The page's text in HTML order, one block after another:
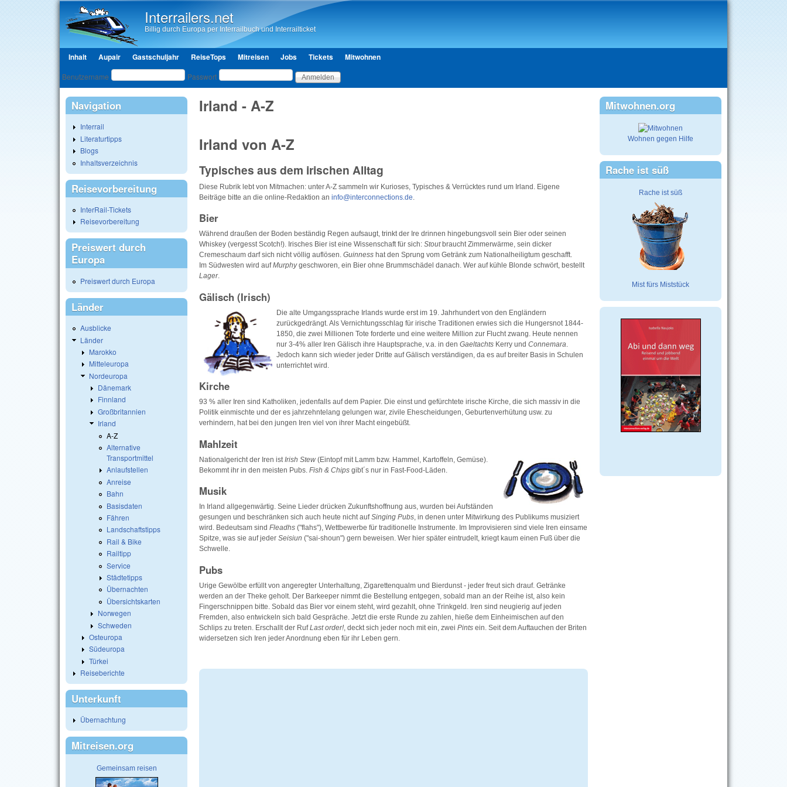
Interrailers.net
Billig durch Europa per Interrailbuch und Interrailticket
Hauptmenü
Inhalt Aupair Gastschuljahr ReiseTops Mitreisen Jobs Tickets Mitwohnen
Benutzeranmeldung
Benutzername Passwort
Irland - A-Z
Irland von A-Z
Typisches aus dem irischen Alltag
Diese Rubrik lebt von Mitmachen: unter A-Z sammeln wir Kurioses, Typisches & Verrücktes rund um Irland. Eigene
Beiträge bitte an die online-Redaktion an info@interconnections.de
Bier
Während draußen der Boden beständig Regen aufsaugt, trinkt der Ire drinnen hingebungsvoll sein Bier oder seinen
Whiskey (vergesst Scotch!). Irisches Bier ist eine Wissenschaft für sich: Stout braucht Zimmerwärme, sein dicker
Cremeschaum darf sich nicht völlig auflösen. Guinness hat den Sprung vom Getränk zum Nationalheiligtum geschafft.
Im Südwesten wird aufMurphygeschworen, ein Bier ohne Brummschädel danach. Wer auf kühle Blonde schwört, bestellt
Lager.
Gälisch (Irisch)
Die alte Umgangssprache Irlands wurde erst im 19. Jahrhundert von den Engländern
zurückgedrängt. Als Vernichtungsschlag für irische Traditionen erwies sich die Hungersnot 1844-
1850, die zwei Millionen Tote forderte und eine weitere Million zur Flucht zwang. Heute nennen
nur 3-4% aller Iren Gälisch ihre Hauptsprache, v.a. in den Gaeltachts Kerry und Connemara
Jedoch kann sich wieder jeder Dritte auf Gälisch verständigen, da es auf breiter Basis in Schulen
unterrichtet wird.
Kirche
93 % aller Iren sind Katholiken, jedenfalls auf dem Papier. Die einst und gefürchtete irische Kirche, die sich massiv in die
Politik einmischte und der es jahrzehntelang gelungen war, zivile Ehescheidungen, Geburtenverhütung usw. zu
verhindern, hat bei den jungen Iren viel von ihrer Macht eingebüßt.
Mahlzeit
Nationalgericht der Iren ist Irish Stew (Eintopf mit Lamm bzw. Hammel, Kartoffeln, Gemüse).
Bekommt ihr in den meisten Pubs. Fish & Chips gibt´s nur in Fast-Food-Läden.
Musik
In Irland allgegenwärtig. Seine Lieder drücken Zukunftshoffnung aus, wurden bei Aufständen
gesungen und beschränken sich auch heute nicht aufSinging Pubs, in denen unter Mitwirkung des Publikums musiziert
wird. Bedeutsam sind Fleadhs ("flahs"), Wettbewerbe für traditionelle Instrumente. Im Improvisieren sind viele Iren einsame
Spitze, was sie auf jeder Seisiun ("sai-shoun") gern beweisen. Wer hier später eintrudelt, kriegt kaum einen Fuß über die
Schwelle.
Pubs
Urige Gewölbe erfüllt von angeregter Unterhaltung, Zigarettenqualm und Bierdunst - jeder freut sich drauf. Getränke
werden an der Theke geholt. Der Barkeeper nimmt die Bestellung entgegen, sobald man an der Reihe ist, also kein
Fingerschnippen bitte. Sobald das Bier vor einem steht, wird gezahlt, ohne Trinkgeld. Iren sind neugierig auf jeden
Fremden, also entwickeln sich bald Gespräche. Jetzt die erste Runde zu zahlen, hieße dem Einheimischen auf den
Schlips zu treten. Erschallt der RufLast order! , deckt sich jeder noch mit ein, zwei Pints ein. Seit dem Auftauchen der Briten
widersetzen sich Iren jeder Anordnung eben für ihr Leben gern.
Navigation
Interrail
Literaturtipps
Blogs
Inhaltsverzeichnis
Reisevorbereitung
InterRail-Tickets
Reisevorbereitung
Preiswert durch
Europa
Preiswert durch Europa
Länder
Ausblicke
Länder
Marokko
Mitteleuropa
Nordeuropa
Dänemark
Finnland
Großbritannien
Irland
A-Z
Alternative
Transportmittel
Anlaufstellen
Anreise
Bahn
Basisdaten
Fähren
Landschaftstipps
Rail & Bike
Railtipp
Service
Städtetipps
Übernachten
Übersichtskarten
Norwegen
Schweden
Osteuropa
Südeuropa
Türkei
Reiseberichte
Unterkunft
Übernachtung
Mitreisen.org
Gemeinsam reisen
Mitwohnen.org
Wohnen gegen Hilfe
Rache ist süß
Rache ist süß
Mist fürs Miststück